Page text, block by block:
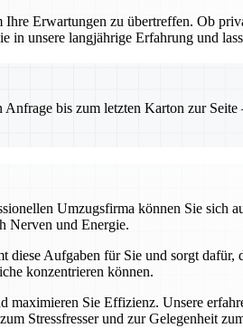
Erwartungen zu übertreffen. Ob
unsere langjährige Erfahrung und
bis zum letzten Karton zur
Umzugsfirma können Sie sich
Nerven und Energie.
Aufgaben für Sie und sorgt dafür,
konzentrieren können.
Sie Effizienz. Unsere
Stressfresser und zur Gelegenheit